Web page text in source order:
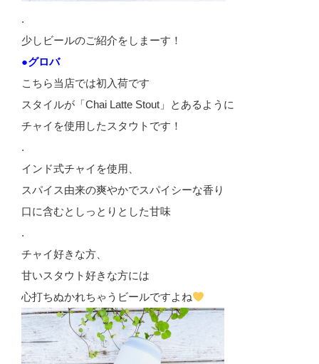
.
少しビールのご紹介をしまーす！
●グロバ
こちら当店では初入荷です
スタイルが「Chai Latte Stout」とあるように
チャイを使用したスタウトです！
.
インド式チャイを使用、
スパイス由来の爽やかでスパイシーな香り
口に含むとしっとりとした甘味
.
チャイ好きな方、
甘いスタウト好きな方には
心打ちぬかれちゃうビールですよね